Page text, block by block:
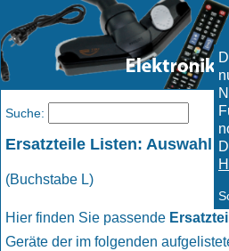
Ersatzteile Listen: Auswahl
(Buchstabe L)
Hier finden Sie passende
Geräte der im folgenden
Suche: